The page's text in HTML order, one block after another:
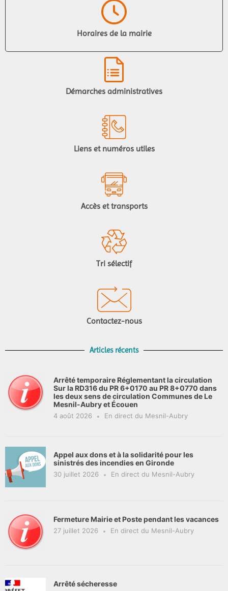
Horaires de la mairie
Démarches administratives
Liens et numéros utiles
Accès et transports
Tri sélectif
Contactez-nous
Articles récents
Arrêté temporaire Réglementant la circulation
Sur la RD316 du PR 6+0170 au PR 8+0770 dans
les deux sens de circulation Communes de Le
Mesnil-Aubry et Écouen
4 août 2026 En direct du Mesnil-Aubry
Appel aux dons et à la solidarité pour les
sinistrés des incendies en Gironde
30 juillet 2026 En direct du Mesnil-Aubry
Fermeture Mairie et Poste pendant les vacances
27 juillet 2026 En direct du Mesnil-Aubry
Arrêté sécheresse